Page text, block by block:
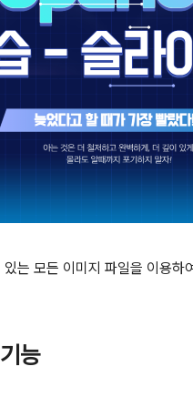
있는 모든 이미지 파일을 이용하
능